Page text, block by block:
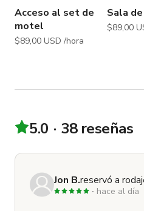
Acceso al set de
motel
$89,00 USD /hora
Sala
5.0 38 reseñas
Jon B.reservó a
hace al día